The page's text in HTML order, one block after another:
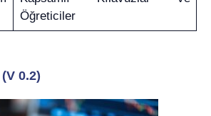
Öğreticiler
0.2)